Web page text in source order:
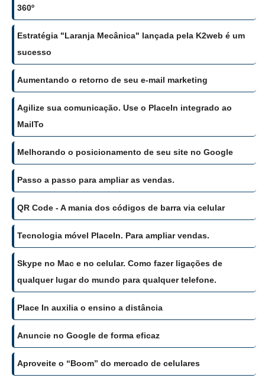
360º
Estratégia "Laranja Mecânica" lançada pela K2web é um
sucesso
Aumentando o retorno de seu e-mail marketing
Agilize sua comunicação. Use o PlaceIn integrado ao
MailTo
Melhorando o posicionamento de seu site no Google
Passo a passo para ampliar as vendas.
QR Code - A mania dos códigos de barra via celular
Tecnologia móvel PlaceIn. Para ampliar vendas.
Skype no Mac e no celular. Como fazer ligações de
qualquer lugar do mundo para qualquer telefone.
Place In auxilia o ensino a distância
Anuncie no Google de forma eficaz
Aproveite o “Boom” do mercado de celulares